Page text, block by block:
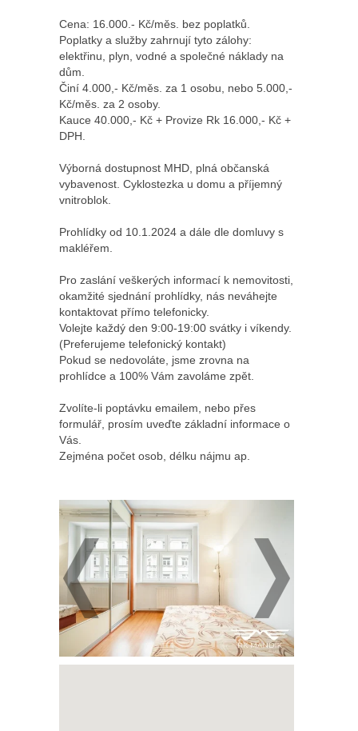
Cena: 16.000.- Kč/měs. bez poplatků.
Poplatky a služby zahrnují tyto zálohy:
elektřinu, plyn, vodné a společné náklady na
dům.
Činí 4.000,- Kč/měs. za 1 osobu, nebo 5.000,-
Kč/měs. za 2 osoby.
Kauce 40.000,- Kč + Provize Rk 16.000,- Kč +
DPH.
Výborná dostupnost MHD, plná občanská
vybavenost. Cyklostezka u domu a příjemný
vnitroblok.
Prohlídky od 10.1.2024 a dále dle domluvy s
makléřem.
Pro zaslání veškerých informací k nemovitosti,
okamžité sjednání prohlídky, nás neváhejte
kontaktovat přímo telefonicky.
Volejte každý den 9:00-19:00 svátky i víkendy.
(Preferujeme telefonický kontakt)
Pokud se nedovoláte, jsme zrovna na
prohlídce a 100% Vám zavoláme zpět.
Zvolíte-li poptávku emailem, nebo přes
formulář, prosím uveďte základní informace o
Vás.
Zejména počet osob, délku nájmu ap.